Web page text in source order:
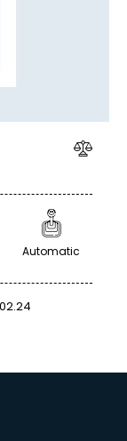
seats (14)
seats (14)
(10)
Automatic